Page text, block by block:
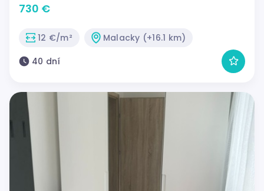
730 €
12 €/m²
Malacky (+16.1 km)
40 dní